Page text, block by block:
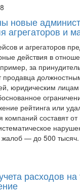
новые
и
и агрегаторов
действия в
за
продавца
юридическим
рейтинга или
составят от
жалоб — до 500 тысяч.
расходов на